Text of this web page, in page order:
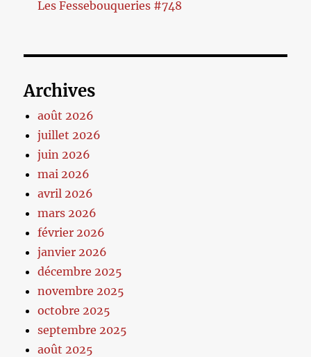
Les Fessebouqueries #748
Archives
août 2026
juillet 2026
juin 2026
mai 2026
avril 2026
mars 2026
février 2026
janvier 2026
décembre 2025
novembre 2025
octobre 2025
septembre 2025
août 2025